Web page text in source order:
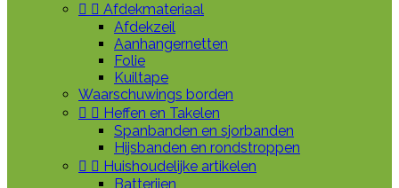
  Afdekmateriaal
Afdekzeil
Aanhangernetten
Folie
Kuiltape
Waarschuwings borden
  Heffen en Takelen
Spanbanden en sjorbanden
Hijsbanden en rondstroppen
  Huishoudelijke artikelen
Batterijen